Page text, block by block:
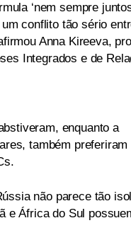
‘nem sempre
conflito tão sério
Anna Kireeva,
Integrados e de
enquanto a
também preferiram
não parece tão
e África do Sul